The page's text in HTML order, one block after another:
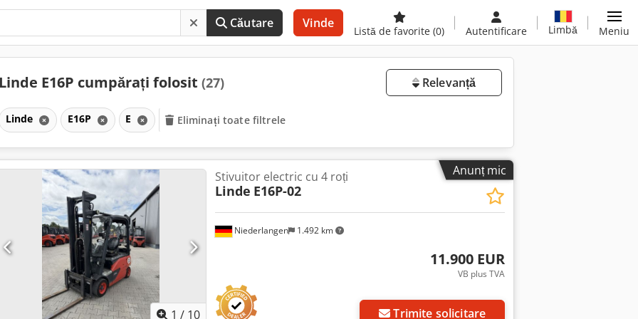
Căutare Vinde
Listă de favorite (0) Autentificare Limbă Meniu
Linde E16P cumpărați folosit (27) Relevanță
Linde E16P E Eliminați toate filtrele
Anunț mic
1 / 10
Niederlangen 1.492 km
Stivuitor electric cu 4 roți
Linde E16P-02
11.900 EUR
VB plus TVA
Trimite solicitare